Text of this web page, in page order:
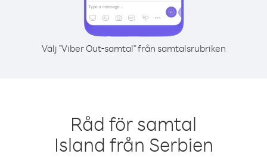
Välj "Viber Out-samtal" från samtalsrubriken
Råd för samtal
Island från Serbien